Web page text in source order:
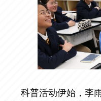
科普活动伊始，李